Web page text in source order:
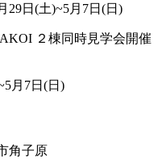
29日(土)~5月7日(日)
月7日(日)
角子原